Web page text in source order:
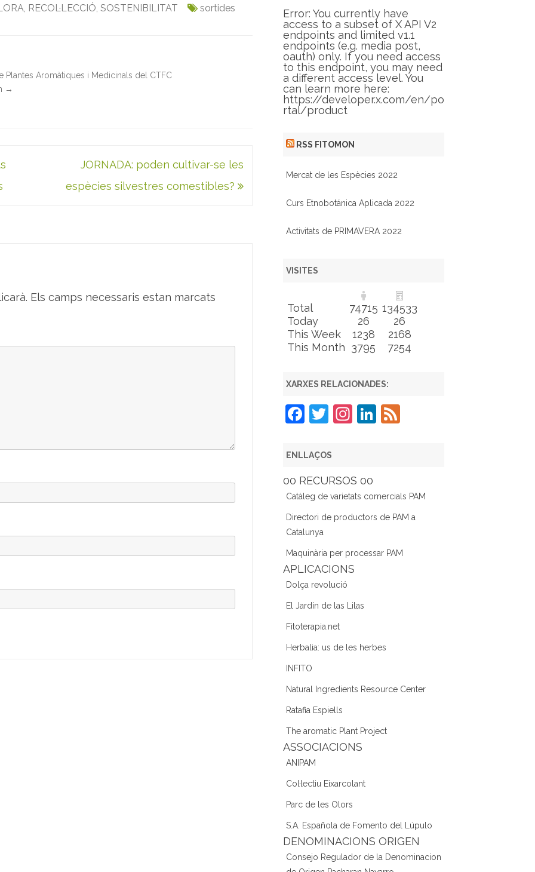
, RECOL·LECCIÓ, SOSTENIBILITAT sortides
Plantes Aromàtiques i Medicinals del CTFC
→
JORNADA: poden cultivar-se les
espècies silvestres comestibles?
Els camps necessaris estan marcats
r
i
e
s
Error: You currently have
access to a subset of X API V2
endpoints and limited v1.1
endpoints (e.g. media post,
oauth) only. If you need access
to this endpoint, you may need
a different access level. You
can learn more here:
https://developer.x.com/en/po
rtal/product
RSS FITOMON
Mercat de les Espècies 2022
Curs Etnobotánica Aplicada 2022
Activitats de PRIMAVERA 2022
VISITES
Total 74715 134533
Today
26
26
This Week
1238
2168
This Month 3795 7254
XARXES RELACIONADES:
F
c
e
b
o
o
k
T
itt
er
In
gr
a
m
Li
dI
n
F
ENLLAÇOS
00 RECURSOS 00
Catàleg de varietats comercials PAM
Directori de productors de PAM a
Catalunya
Maquinària per processar PAM
APLICACIONS
Dolça revolució
El Jardín de las Lilas
Fitoterapia.net
Herbalia: us de les herbes
INFITO
Natural Ingredients Resource Center
Ratafia Espiells
The aromatic Plant Project
ASSOCIACIONS
ANIPAM
Col·lectiu Eixarcolant
Parc de les Olors
S.A. Española de Fomento del Lúpulo
DENOMINACIONS ORIGEN
Consejo Regulador de la Denominacion